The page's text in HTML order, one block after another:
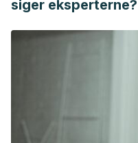
triggers and
Medicine.https://
siger eksperterne?